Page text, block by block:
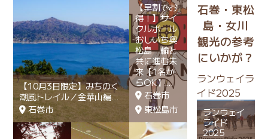
【10月3日限定】みちのく
潮風トレイル／金華山編
石巻市
【早割でお
得！】サイ
クルボール
おしいち奥
松島 輪と
共に進む未
来【1名か
らOK】
石巻市
東松島市
石巻・東松
島・女川
観光の参考
にいかが？
ランウェイラ
イド2025
ランウェイ
ライド
2025